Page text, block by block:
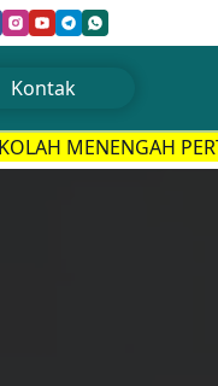
Kontak
PERTAMA